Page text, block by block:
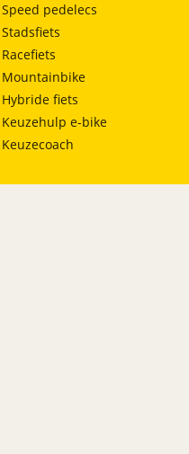
Speed pedelecs
Stadsfiets
Racefiets
Mountainbike
Hybride fiets
Keuzehulp e-bike
Keuzecoach